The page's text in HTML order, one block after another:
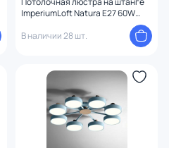
ImperiumLoft Natura E27 60W
В наличии 28 шт.